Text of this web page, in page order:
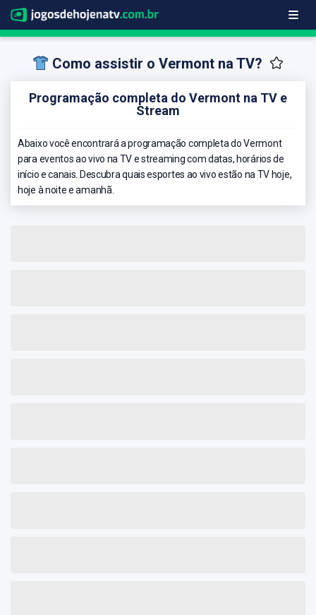
Como assistir o Vermont na TV?
Programação completa do Vermont na TV e
Stream
Abaixo você encontrará a programação completa do Vermont
para eventos ao vivo na TV e streaming com datas, horários de
início e canais. Descubra quais esportes ao vivo estão na TV hoje,
hoje à noite e amanhã.